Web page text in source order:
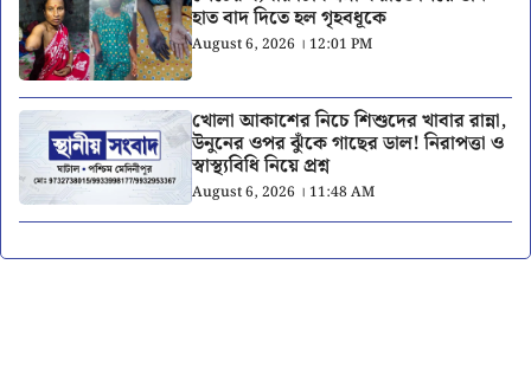
হাত বাদ দিতে হল গৃহবধূকে
August 6, 2026 । 12:01 PM
খোলা আকাশের নিচে শিশুদের খাবার রান্না,
উনুনের ওপর ঝুঁকে গাছের ডাল! নিরাপত্তা ও
স্বাস্থ্যবিধি নিয়ে প্রশ্ন
August 6, 2026 । 11:48 AM